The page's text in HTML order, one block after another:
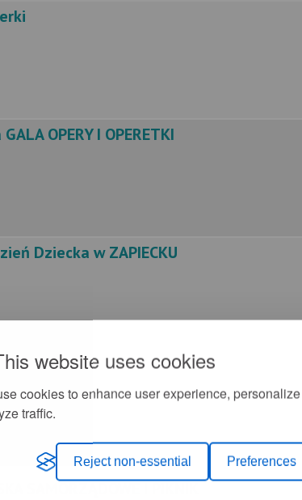
website uses cookies
cookies to enhance user experience,
traffic.
Reject non-essential Preferences
OPERY I OPERETKI
Dziecka w ZAPIECKU
SAMORZĄDOWE I PIKNIK